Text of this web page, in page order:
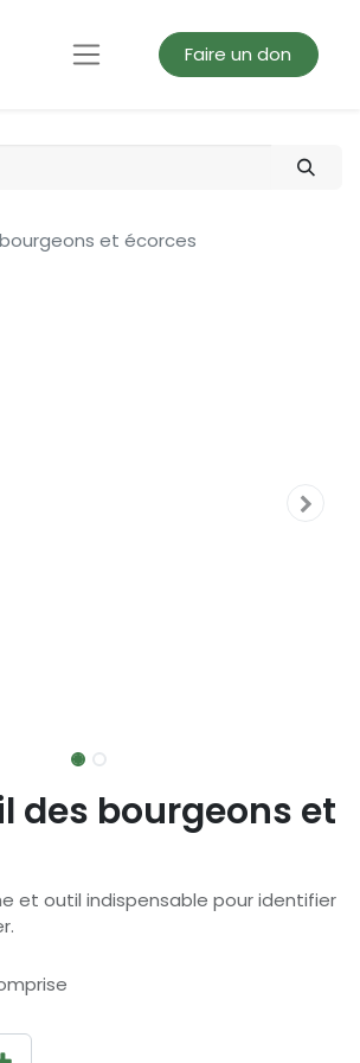
Faire un don
et écorces
des bourgeons et
et outil indispensable pour identifier